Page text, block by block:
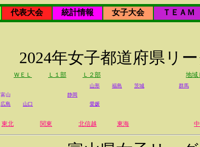
代表大会 統計情報 女子大会 ＴＥＡＭ
2024年女子都道府県リ
ＷＥＬ Ｌ１部 Ｌ２部 地域
山形 福島 茨城 群馬
富山
静岡
広島
山口 愛媛
東北 関東 北信越 東海